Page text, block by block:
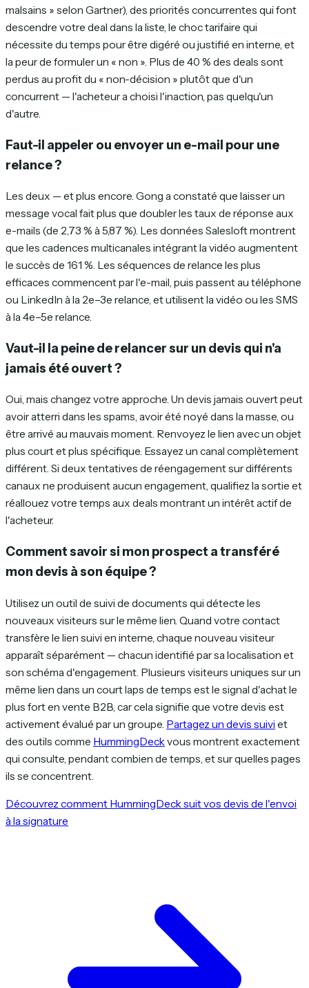
malsains » selon Gartner), des priorités concurrentes qui font
descendre votre deal dans la liste, le choc tarifaire qui
nécessite du temps pour être digéré ou justifié en interne, et
la peur de formuler un « non ». Plus de 40 % des deals sont
perdus au profit du « non-décision » plutôt que d'un
concurrent — l'acheteur a choisi l'inaction, pas quelqu'un
d'autre.
Faut-il appeler ou envoyer un e-mail pour une
relance ?
Les deux — et plus encore. Gong a constaté que laisser un
message vocal fait plus que doubler les taux de réponse aux
e-mails (de 2,73 % à 5,87 %). Les données Salesloft montrent
que les cadences multicanales intégrant la vidéo augmentent
le succès de 161 %. Les séquences de relance les plus
efficaces commencent par l'e-mail, puis passent au téléphone
ou LinkedIn à la 2e–3e relance, et utilisent la vidéo ou les SMS
à la 4e–5e relance.
Vaut-il la peine de relancer sur un devis qui n'a
jamais été ouvert ?
Oui, mais changez votre approche. Un devis jamais ouvert peut
avoir atterri dans les spams, avoir été noyé dans la masse, ou
être arrivé au mauvais moment. Renvoyez le lien avec un objet
plus court et plus spécifique. Essayez un canal complètement
différent. Si deux tentatives de réengagement sur différents
canaux ne produisent aucun engagement, qualifiez la sortie et
réallouez votre temps aux deals montrant un intérêt actif de
l'acheteur.
Comment savoir si mon prospect a transféré
mon devis à son équipe ?
Utilisez un outil de suivi de documents qui détecte les
nouveaux visiteurs sur le même lien. Quand votre contact
transfère le lien suivi en interne, chaque nouveau visiteur
apparaît séparément — chacun identifié par sa localisation et
son schéma d'engagement. Plusieurs visiteurs uniques sur un
même lien dans un court laps de temps est le signal d'achat le
plus fort en vente B2B, car cela signifie que votre devis est
activement évalué par un groupe. Partagez un devis suivi et
des outils comme HummingDeckvous montrent exactement
qui consulte, pendant combien de temps, et sur quelles pages
ils se concentrent.
Découvrez comment HummingDeck suit vos devis de l'envoi
à la signature